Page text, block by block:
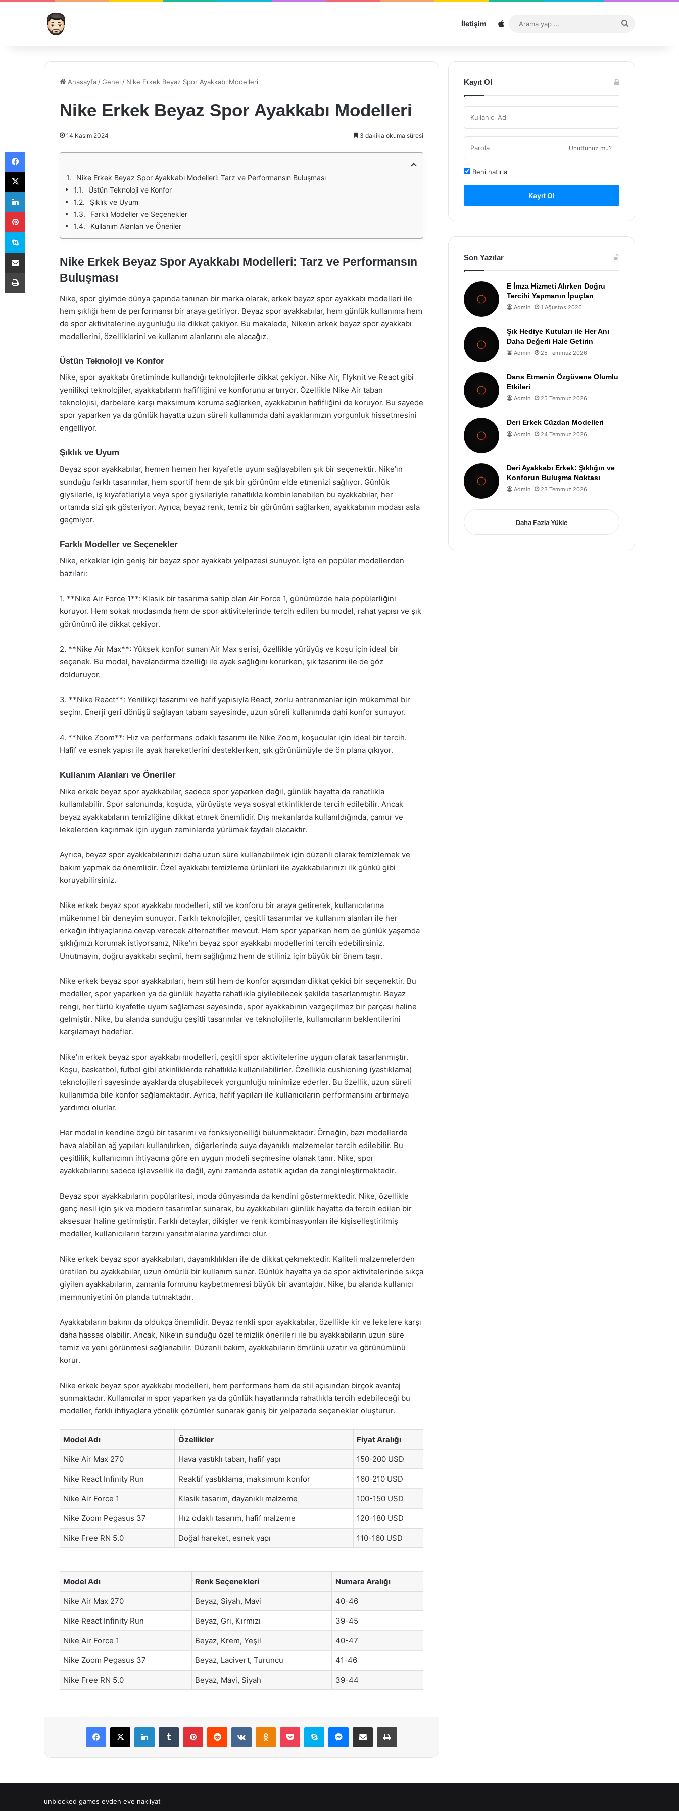
İletişim Sitemap
...
Anasayfa /Genel / Nike Erkek Beyaz Spor Ayakkabı Modelleri
Nike Erkek Beyaz Spor Ayakkabı Modelleri
14 Kasım 2024 3 dakika okuma süresi
Nike Erkek Beyaz Spor Ayakkabı Modelleri: Tarz ve Performansın Buluşması
Üstün Teknoloji ve Konfor
Şıklık ve Uyum
Farklı Modeller ve Seçenekler
Kullanım Alanları ve Öneriler
Nike Erkek Beyaz Spor Ayakkabı Modelleri: Tarz ve Performansın
Buluşması
Nike, spor giyimde dünya çapında tanınan bir marka olarak, erkek beyaz spor ayakkabı modelleri ile
hem şıklığı hem de performansı bir araya getiriyor. Beyaz spor ayakkabılar, hem günlük kullanıma hem
de spor aktivitelerine uygunluğu ile dikkat çekiyor. Bu makalede, Nike’ın erkek beyaz spor ayakkabı
modellerini, özelliklerini ve kullanım alanlarını ele alacağız.
Üstün Teknoloji ve Konfor
Nike, spor ayakkabı üretiminde kullandığı teknolojilerle dikkat çekiyor. Nike Air, Flyknit ve React gibi
yenilikçi teknolojiler, ayakkabıların hafifliğini ve konforunu artırıyor. Özellikle Nike Air taban
teknolojisi, darbelere karşı maksimum koruma sağlarken, ayakkabının hafifliğini de koruyor. Bu sayede
spor yaparken ya da günlük hayatta uzun süreli kullanımda dahi ayaklarınızın yorgunluk hissetmesini
engelliyor.
Şıklık ve Uyum
Beyaz spor ayakkabılar, hemen hemen her kıyafetle uyum sağlayabilen şık bir seçenektir. Nike’ın
sunduğu farklı tasarımlar, hem sportif hem de şık bir görünüm elde etmenizi sağlıyor. Günlük
giysilerle, iş kıyafetleriyle veya spor giysileriyle rahatlıkla kombinlenebilen bu ayakkabılar, her
ortamda sizi şık gösteriyor. Ayrıca, beyaz renk, temiz bir görünüm sağlarken, ayakkabının modası asla
geçmiyor.
Farklı Modeller ve Seçenekler
Nike, erkekler için geniş bir beyaz spor ayakkabı yelpazesi sunuyor. İşte en popüler modellerden
bazıları:
1. **Nike Air Force 1**: Klasik bir tasarıma sahip olan Air Force 1, günümüzde hala popülerliğini
koruyor. Hem sokak modasında hem de spor aktivitelerinde tercih edilen bu model, rahat yapısı ve şık
görünümü ile dikkat çekiyor.
2. **Nike Air Max**: Yüksek konfor sunan Air Max serisi, özellikle yürüyüş ve koşu için ideal bir
seçenek. Bu model, havalandırma özelliği ile ayak sağlığını korurken, şık tasarımı ile de göz
dolduruyor.
3. **Nike React**: Yenilikçi tasarımı ve hafif yapısıyla React, zorlu antrenmanlar için mükemmel bir
seçim. Enerji geri dönüşü sağlayan tabanı sayesinde, uzun süreli kullanımda dahi konfor sunuyor.
4. **Nike Zoom**: Hız ve performans odaklı tasarımı ile Nike Zoom, koşucular için ideal bir tercih.
Hafif ve esnek yapısı ile ayak hareketlerini desteklerken, şık görünümüyle de ön plana çıkıyor.
Kullanım Alanları ve Öneriler
Nike erkek beyaz spor ayakkabılar, sadece spor yaparken değil, günlük hayatta da rahatlıkla
kullanılabilir. Spor salonunda, koşuda, yürüyüşte veya sosyal etkinliklerde tercih edilebilir. Ancak
beyaz ayakkabıların temizliğine dikkat etmek önemlidir. Dış mekanlarda kullanıldığında, çamur ve
lekelerden kaçınmak için uygun zeminlerde yürümek faydalı olacaktır.
Ayrıca, beyaz spor ayakkabılarınızı daha uzun süre kullanabilmek için düzenli olarak temizlemek ve
bakım yapmak da önemlidir. Özel ayakkabı temizleme ürünleri ile ayakkabılarınızı ilk günkü gibi
koruyabilirsiniz.
Nike erkek beyaz spor ayakkabı modelleri, stil ve konforu bir araya getirerek, kullanıcılarına
mükemmel bir deneyim sunuyor. Farklı teknolojiler, çeşitli tasarımlar ve kullanım alanları ile her
erkeğin ihtiyaçlarına cevap verecek alternatifler mevcut. Hem spor yaparken hem de günlük yaşamda
şıklığınızı korumak istiyorsanız, Nike’ın beyaz spor ayakkabı modellerini tercih edebilirsiniz.
Unutmayın, doğru ayakkabı seçimi, hem sağlığınız hem de stiliniz için büyük bir önem taşır.
Nike erkek beyaz spor ayakkabıları, hem stil hem de konfor açısından dikkat çekici bir seçenektir. Bu
modeller, spor yaparken ya da günlük hayatta rahatlıkla giyilebilecek şekilde tasarlanmıştır. Beyaz
rengi, her türlü kıyafetle uyum sağlaması sayesinde, spor ayakkabının vazgeçilmez bir parçası haline
gelmiştir. Nike, bu alanda sunduğu çeşitli tasarımlar ve teknolojilerle, kullanıcıların beklentilerini
karşılamayı hedefler.
Nike’ın erkek beyaz spor ayakkabı modelleri, çeşitli spor aktivitelerine uygun olarak tasarlanmıştır.
Koşu, basketbol, futbol gibi etkinliklerde rahatlıkla kullanılabilirler. Özellikle cushioning (yastıklama)
teknolojileri sayesinde ayaklarda oluşabilecek yorgunluğu minimize ederler. Bu özellik, uzun süreli
kullanımda bile konfor sağlamaktadır. Ayrıca, hafif yapıları ile kullanıcıların performansını artırmaya
yardımcı olurlar.
Her modelin kendine özgü bir tasarımı ve fonksiyonelliği bulunmaktadır. Örneğin, bazı modellerde
hava alabilen ağ yapıları kullanılırken, diğerlerinde suya dayanıklı malzemeler tercih edilebilir. Bu
çeşitlilik, kullanıcının ihtiyacına göre en uygun modeli seçmesine olanak tanır. Nike, spor
ayakkabılarını sadece işlevsellik ile değil, aynı zamanda estetik açıdan da zenginleştirmektedir.
Beyaz spor ayakkabıların popülaritesi, moda dünyasında da kendini göstermektedir. Nike, özellikle
genç nesil için şık ve modern tasarımlar sunarak, bu ayakkabıları günlük hayatta da tercih edilen bir
aksesuar haline getirmiştir. Farklı detaylar, dikişler ve renk kombinasyonları ile kişiselleştirilmiş
modeller, kullanıcıların tarzını yansıtmalarına yardımcı olur.
Nike erkek beyaz spor ayakkabıları, dayanıklılıkları ile de dikkat çekmektedir. Kaliteli malzemelerden
üretilen bu ayakkabılar, uzun ömürlü bir kullanım sunar. Günlük hayatta ya da spor aktivitelerinde sıkça
giyilen ayakkabıların, zamanla formunu kaybetmemesi büyük bir avantajdır. Nike, bu alanda kullanıcı
memnuniyetini ön planda tutmaktadır.
Ayakkabıların bakımı da oldukça önemlidir. Beyaz renkli spor ayakkabılar, özellikle kir ve lekelere karşı
daha hassas olabilir. Ancak, Nike’ın sunduğu özel temizlik önerileri ile bu ayakkabıların uzun süre
temiz ve yeni görünmesi sağlanabilir. Düzenli bakım, ayakkabıların ömrünü uzatır ve görünümünü
korur.
Nike erkek beyaz spor ayakkabı modelleri, hem performans hem de stil açısından birçok avantaj
sunmaktadır. Kullanıcıların spor yaparken ya da günlük hayatlarında rahatlıkla tercih edebileceği bu
modeller, farklı ihtiyaçlara yönelik çözümler sunarak geniş bir yelpazede seçenekler oluşturur.
Model Adı Özellikler Fiyat Aralığı
Nike Air Max 270 Hava yastıklı taban, hafif yapı 150-200 USD
Nike React Infinity Run Reaktif yastıklama, maksimum konfor 160-210 USD
Nike Air Force 1 Klasik tasarım, dayanıklı malzeme 100-150 USD
Nike Zoom Pegasus 37 Hız odaklı tasarım, hafif malzeme 120-180 USD
Nike Free RN 5.0 Doğal hareket, esnek yapı 110-160 USD
Model Adı Renk Seçenekleri Numara Aralığı
Nike Air Max 270 Beyaz, Siyah, Mavi 40-46
Nike React Infinity Run Beyaz, Gri, Kırmızı 39-45
Nike Air Force 1 Beyaz, Krem, Yeşil 40-47
Nike Zoom Pegasus 37 Beyaz, Lacivert, Turuncu 41-46
Nike Free RN 5.0 Beyaz, Mavi, Siyah 39-44
Facebook
X LinkedInTumblr PinterestReddit VKontakteOdnoklassniki
Pocket Skype Messenger
E-Posta ile paylaş Yazdır
Kayıt Ol
Unuttunuz mu?
Beni hatırla
Kayıt Ol
Son Yazılar
E İmza Hizmeti Alırken Doğru
Tercihi Yapmanın İpuçları
Admin 1 Ağustos 2026
Şık Hediye Kutuları ile Her Anı
Daha Değerli Hale Getirin
Admin 25 Temmuz 2026
Dans Etmenin Özgüvene Olumlu
Etkileri
Admin 25 Temmuz 2026
Deri Erkek Cüzdan Modelleri
Admin 24 Temmuz 2026
Deri Ayakkabı Erkek: Şıklığın ve
Konforun Buluşma Noktası
Admin 23 Temmuz 2026
Daha Fazla Yükle
unblocked games evden eve nakliyat
Facebook
X
LinkedIn
Pinterest
Skype
E-Posta ile paylaş